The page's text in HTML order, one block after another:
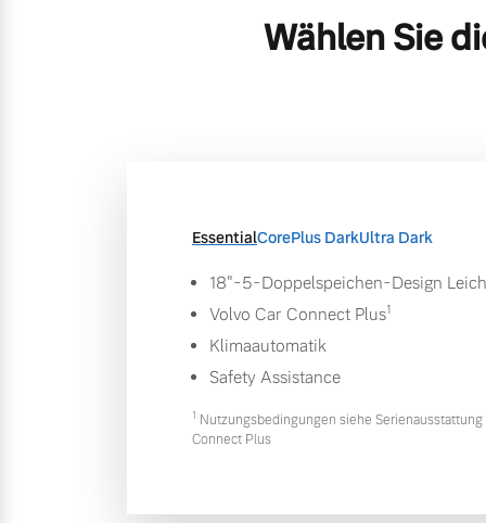
Wählen Sie
EssentialCorePlus DarkUltra Dark
18"-5-Doppelspeichen-Design
Volvo Car Connect Plus1
Klimaautomatik
Safety Assistance
1 Nutzungsbedingungen siehe Serienausstattung
Connect Plus